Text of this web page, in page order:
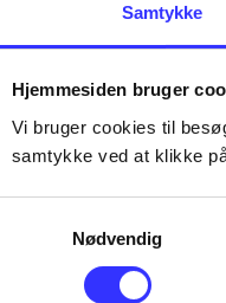
Samtykke
Hjemmesiden bruger
Vi bruger cookies til
samtykke ved at klikke
Nødvendig
...